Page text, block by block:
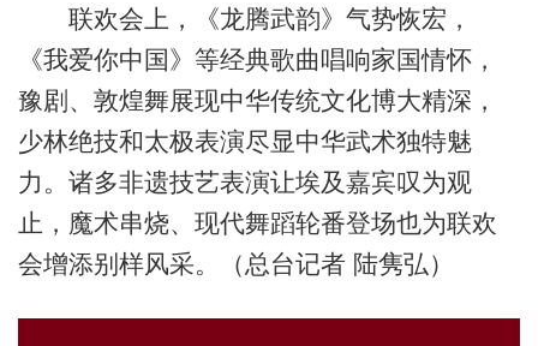
联欢会上，《龙腾武韵》气势恢宏，
《我爱你中国》等经典歌曲唱响家国情怀，
豫剧、敦煌舞展现中华传统文化博大精深，
少林绝技和太极表演尽显中华武术独特魅
力。诸多非遗技艺表演让埃及嘉宾叹为观
止，魔术串烧、现代舞蹈轮番登场也为联欢
会增添别样风采。（总台记者 陆隽弘）